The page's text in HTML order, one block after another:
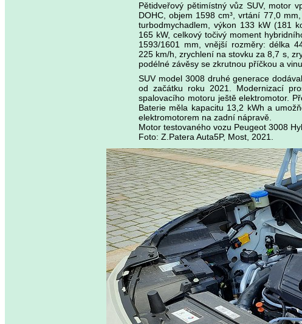
Pětidveřový pětimístný vůz SUV, motor
DOHC, objem 1598 cm³, vrtání 77,0
turbodmychadlem, výkon 133 kW (181
165 kW, celkový točivý moment
1593/1601 mm, vnější rozměry: délka
225 km/h, zrychlení na stovku za 8,7 s,
podélné závěsy se zkrutnou příčkou a
SUV model 3008 druhé generace
od začátku roku 2021. Modernizací
spalovacího motoru ještě elektromotor.
Baterie měla kapacitu 13,2 kWh a
elektromotorem na zadní nápravě.
Motor testovaného vozu Peugeot 3008
Foto: Z.Patera Auta5P, Most, 2021.